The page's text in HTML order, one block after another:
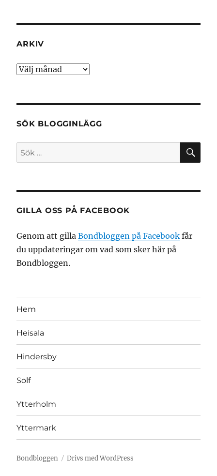
ARKIV
Arkiv
SÖK BLOGGINLÄGG
Sök
efter:
GILLA OSS PÅ FACEBOOK
Genom att gillaBondbloggen på Facebook får
du uppdateringar om vad som sker här på
Bondbloggen.
Hem
Heisala
Hindersby
Solf
Ytterholm
Yttermark
Bondbloggen Drivs med WordPress